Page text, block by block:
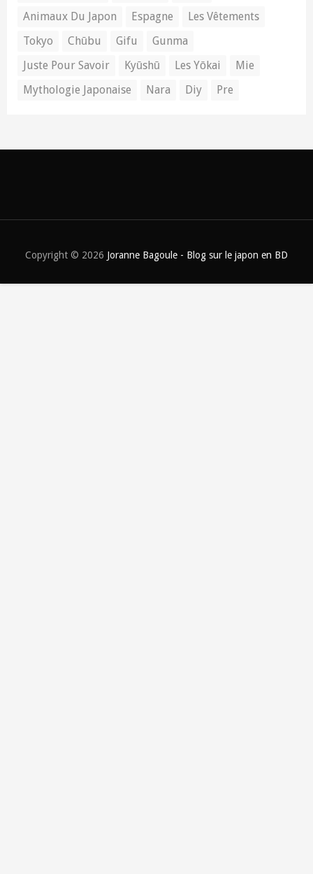
Animaux Du Japon Espagne
Les Vêtements
Tokyo
Chūbu Gifu
Gunma
Juste Pour Savoir
Kyūshū Les Yōkai
Mie
Mythologie Japonaise
Nara Diy Pre
Copyright © 2026 Joranne Bagoule - Blog sur le japon en BD